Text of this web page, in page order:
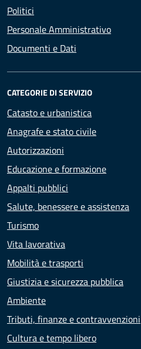
Politici
Personale Amministrativo
Documenti e Dati
CATEGORIE DI SERVIZIO
Catasto e urbanistica
Anagrafe e stato civile
Autorizzazioni
Educazione e formazione
Appalti pubblici
Salute, benessere e assistenza
Turismo
Vita lavorativa
Mobilità e trasporti
Giustizia e sicurezza pubblica
Ambiente
Tributi, finanze e contravvenzioni
Cultura e tempo libero